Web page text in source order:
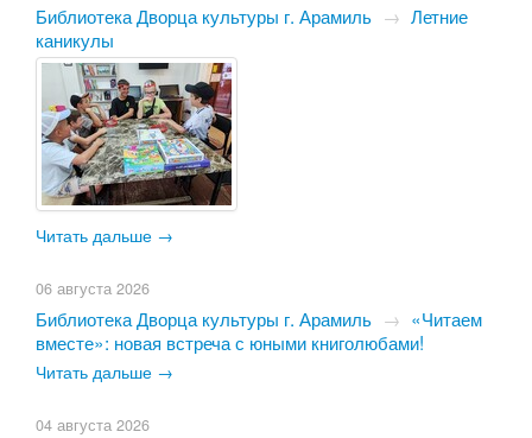
Библиотека Дворца культуры г. Арамиль → Летние
каникулы
Читать дальше →
06 августа 2026
Библиотека Дворца культуры г. Арамиль → «Читаем
вместе»: новая встреча с юными книголюбами!
Читать дальше →
04 августа 2026